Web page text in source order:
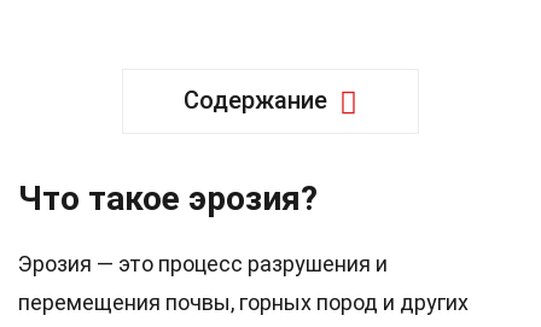
Содержание
Что такое эрозия?
Эрозия — это процесс разрушения и
перемещения почвы, горных пород и других